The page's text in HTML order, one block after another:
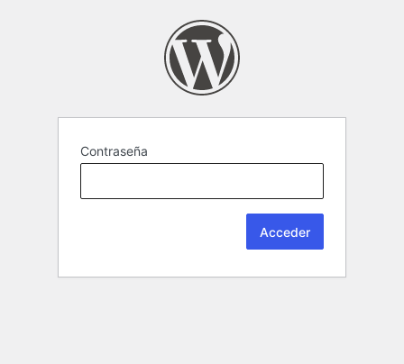
Contraseña